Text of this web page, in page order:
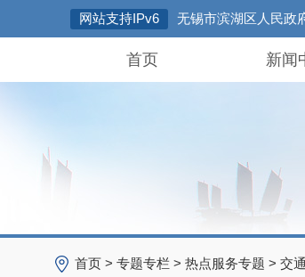
网站支持IPv6 无锡市滨湖区人民政
首页 新闻
首页 > 专题专栏 > 热点服务专题 > 交